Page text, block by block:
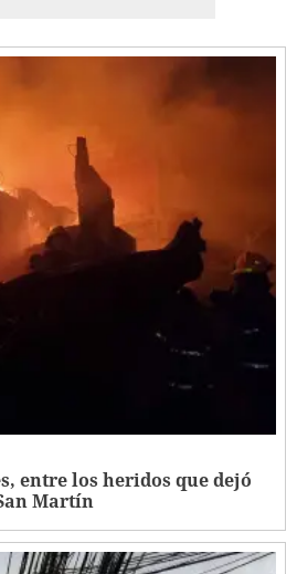
entre los heridos que dejó
Martín